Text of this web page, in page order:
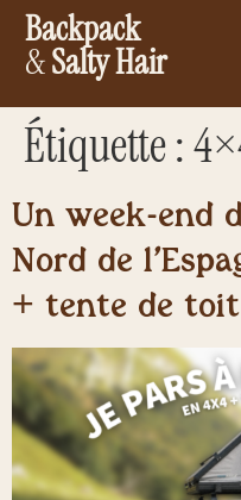
Backpack
&Salty Hair
Étiquette :
Un week-end
Nord de
+ tente de toit